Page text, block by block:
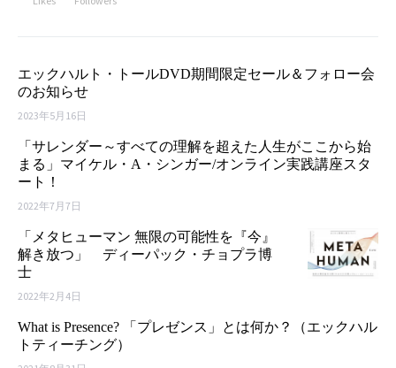
エックハルト・トールDVD期間限定セール＆フォロー会
のお知らせ
2023年5月16日
「サレンダー～すべての理解を超えた人生がここから始
まる」マイケル・A・シンガー/オンライン実践講座スタ
ート！
2022年7月7日
「メタヒューマン 無限の可能性を『今』
解き放つ」 ディーパック・チョプラ博
士
2022年2月4日
What is Presence? 「プレゼンス」とは何か？（エックハル
トティーチング）